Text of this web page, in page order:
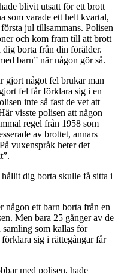
blivit utsatt för ett brott
som varade ett helt kvartal,
jul tillsammans. Polisen
och kom fram till att brott
dig borta från din förälder.
barn” när någon gör så.
gjort något fel brukar man
fel får förklara sig i en
inte så fast de vet att
visste polisen att någon
regel från 1958 som
av brottet, annars
vuxenspråk heter det
dig borta skulle få sitta i
någon ett barn borta från en
Men bara 25 gånger av de
samling som kallas för
sig i rättegångar får
med polisen, hade